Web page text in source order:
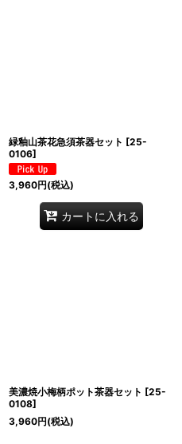
緑釉山茶花急須茶器セット [25-
0106]
3,960円(税込)
カートに入れる
美濃焼小梅柄ポット茶器セット [25-
0108]
3,960円(税込)